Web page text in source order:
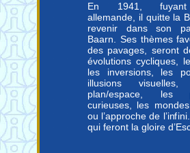
En 1941, fuyant
allemande, il quitte la
revenir dans son
Baarn. Ses thèmes
des pavages, seront
évolutions cycliques,
les inversions, les
illusions
plan/espace, les
curieuses, les
ou l’approche de
qui feront la gloire